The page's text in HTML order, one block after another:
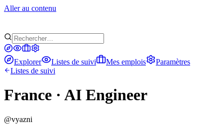
Aller au contenu
Explorer Listes de suivi Mes emplois
Paramètres
Listes de suivi
France · AI Engineer
@vyazni